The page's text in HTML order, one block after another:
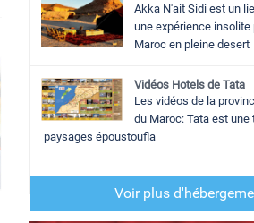
Akka N'ait Sidi est un
une expérience insolite
Maroc en pleine desert
Vidéos Hotels de Tata
Les vidéos de la
du Maroc: Tata est une
paysages époustoufla
Voir plus